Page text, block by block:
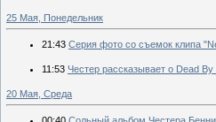
25 Мая, Понедельник
21:43 Серия фото со съемок клипа
11:53 Честер рассказывает о Dead
20 Мая, Среда